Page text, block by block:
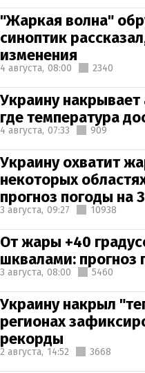
"Жаркая волна"
синоптик
изменения
4 августа, 08:00 2340
Украину
где температура
4 августа, 07:33 909
Украину охватит
некоторых
прогноз погоды на
3 августа, 09:27 10938
От жары +40
шквалами: прогноз
3 августа, 08:00 5460
Украину накрыл
регионах
рекорды
2 августа, 14:52 3668